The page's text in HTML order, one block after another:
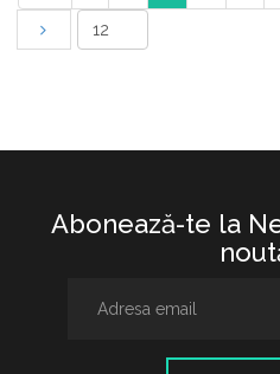
Abonează-te la